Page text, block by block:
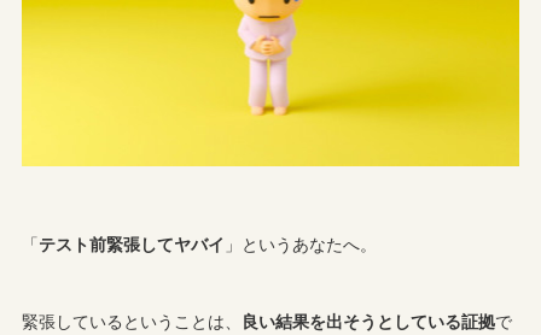
「テスト前緊張してヤバイ 」というあなたへ。
緊張しているということは、 良い結果を出そうとしている証拠で